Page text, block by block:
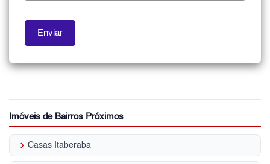
Imóveis de Bairros Próximos
keyboard_arrow_right Casas Itaberaba